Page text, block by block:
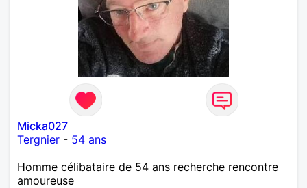
Micka027
Tergnier - 54 ans
Homme célibataire de 54 ans recherche rencontre
amoureuse